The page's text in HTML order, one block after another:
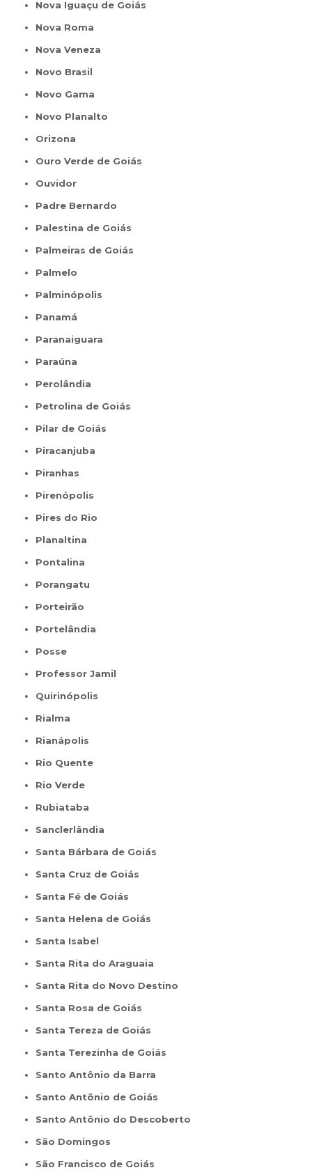
Nova Iguaçu de Goiás
Nova Roma
Nova Veneza
Novo Brasil
Novo Gama
Novo Planalto
Orizona
Ouro Verde de Goiás
Ouvidor
Padre Bernardo
Palestina de Goiás
Palmeiras de Goiás
Palmelo
Palminópolis
Panamá
Paranaiguara
Paraúna
Perolândia
Petrolina de Goiás
Pilar de Goiás
Piracanjuba
Piranhas
Pirenópolis
Pires do Rio
Planaltina
Pontalina
Porangatu
Porteirão
Portelândia
Posse
Professor Jamil
Quirinópolis
Rialma
Rianápolis
Rio Quente
Rio Verde
Rubiataba
Sanclerlândia
Santa Bárbara de Goiás
Santa Cruz de Goiás
Santa Fé de Goiás
Santa Helena de Goiás
Santa Isabel
Santa Rita do Araguaia
Santa Rita do Novo Destino
Santa Rosa de Goiás
Santa Tereza de Goiás
Santa Terezinha de Goiás
Santo Antônio da Barra
Santo Antônio de Goiás
Santo Antônio do Descoberto
São Domingos
São Francisco de Goiás